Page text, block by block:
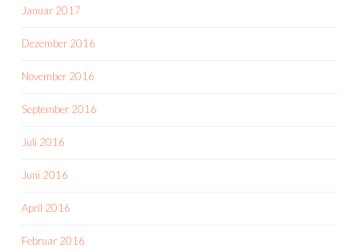
Januar 2017
Dezember 2016
November 2016
September 2016
Juli 2016
Juni 2016
April 2016
Februar 2016